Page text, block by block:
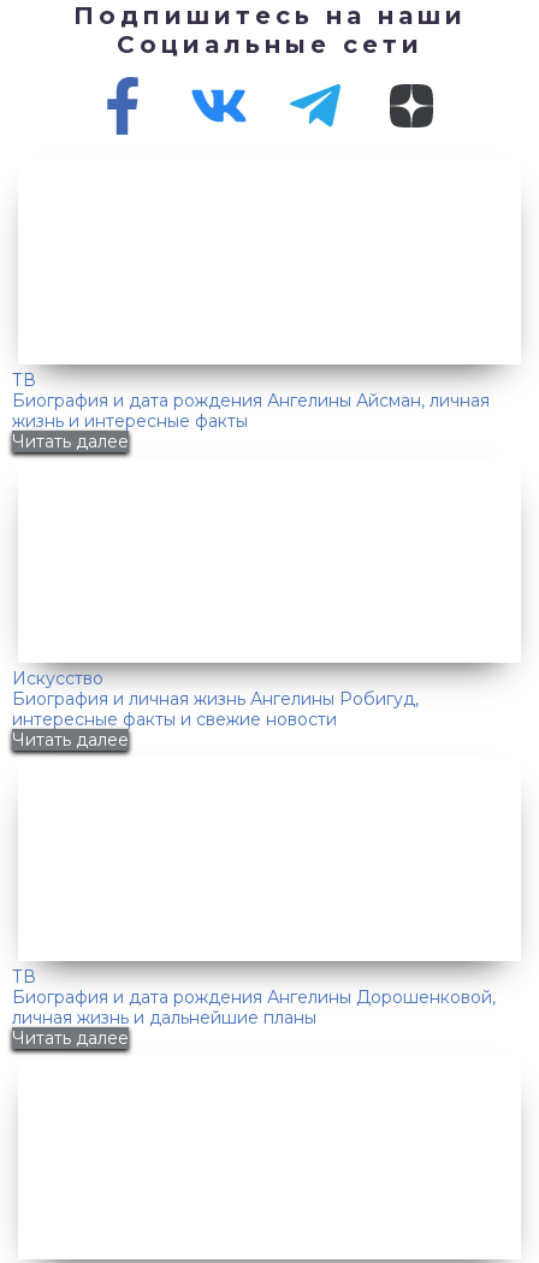
Подпишитесь на наши
Социальные сети
ТВ
Биография и дата рождения Ангелины Айсман, личная
жизнь и интересные факты
Читать далее
Искусство
Биография и личная жизнь Ангелины Робигуд,
интересные факты и свежие новости
Читать далее
ТВ
Биография и дата рождения Ангелины Дорошенковой,
личная жизнь и дальнейшие планы
Читать далее